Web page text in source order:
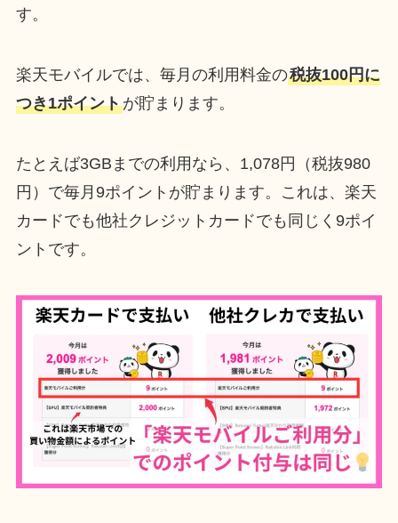
す。
楽天モバイルでは、毎月の利用料金の税抜100円に
つき1ポイントが貯まります。
たとえば3GBまでの利用なら、1,078円（税抜980
円）で毎月9ポイントが貯まります。これは、楽天
カードでも他社クレジットカードでも同じく9ポイ
ントです。